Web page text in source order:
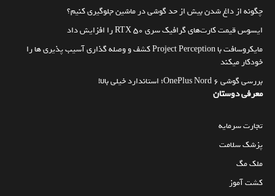
چگونه از داغ شدن بیش از حد گوشی در ماشین جلوگیری کنیم؟
ایسوس قیمت کارت‌های گرافیک سری RTX 50 را افزایش داد
مایکروسافت با Project Perception کشف و وصله گذاری آسیب پذیری ها را
خودکار میکند
بررسی گوشی OnePlus Nord 6؛ استاندارد خیلی بالا!
معرفی دوستان
تجارت سرمایه
پزشک سلامت
ملک مگ
کشت آموز